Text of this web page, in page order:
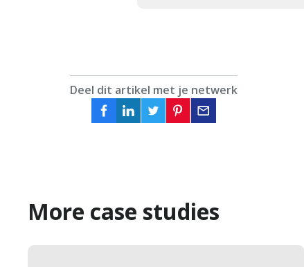
Deel dit artikel met je netwerk
More case studies